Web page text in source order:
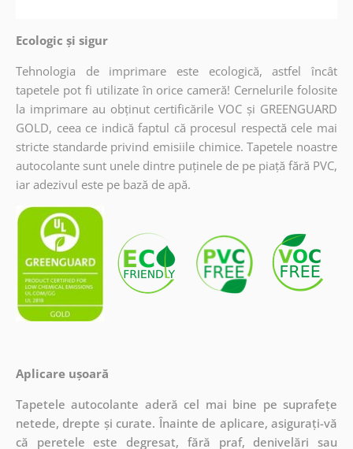
Ecologic și sigur
Tehnologia de imprimare este ecologică, astfel încât
tapetele pot fi utilizate în orice cameră! Cernelurile folosite
la imprimare au obținut certificările VOC și GREENGUARD
GOLD, ceea ce indică faptul că procesul respectă cele mai
stricte standarde privind emisiile chimice. Tapetele noastre
autocolante sunt unele dintre puținele de pe piață fără PVC,
iar adezivul este pe bază de apă.
Aplicare ușoară
Tapetele autocolante aderă cel mai bine pe suprafețe
netede, drepte și curate. Înainte de aplicare, asigurați-vă
că peretele este degresat, fără praf, denivelări sau